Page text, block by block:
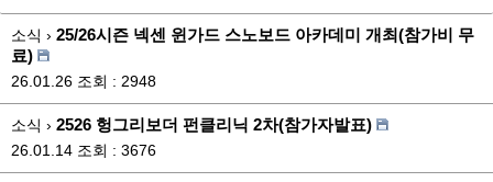
소식 › 25/26시즌 넥센 윈가드 스노보드 아카데미 개최(참가비 무
료)
26.01.26 조회 : 2948
소식 › 2526 헝그리보더 펀클리닉 2차(참가자발표)
26.01.14 조회 : 3676